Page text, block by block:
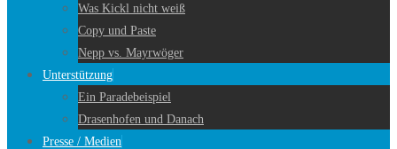
Was Kickl nicht weiß
Copy und Paste
Nepp vs. Mayrwöger
Unterstützung
Ein Paradebeispiel
Drasenhofen und Danach
Presse / Medien